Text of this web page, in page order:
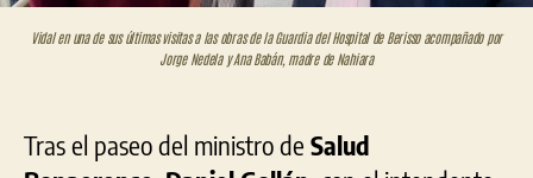
peronista”
Vidal en una de sus últimas visitas a las obras de la Guardia del Hospital de Berisso acompañado por
Jorge Nedela y Ana Babán, madre de Nahiara
Tras el paseo del ministro de Salud